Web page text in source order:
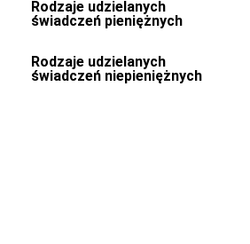
Rodzaje udzielanych
świadczeń pieniężnych
Rodzaje udzielanych
świadczeń niepieniężnych